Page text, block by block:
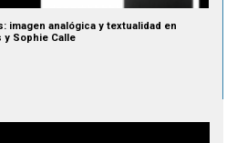
imagen analógica y textualidad en
y Sophie Calle